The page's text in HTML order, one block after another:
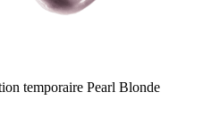
temporaire Pearl Blonde